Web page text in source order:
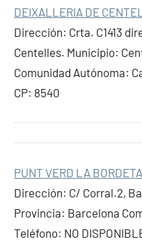
DEIXALLERIA DE
Dirección: Crta. C1413
Centelles. Municipio:
Comunidad Autónoma:
CP: 8540
PUNT VERD LA BORDETA
Dirección: C/ Corral.2,
Provincia: Barcelona
Teléfono: NO